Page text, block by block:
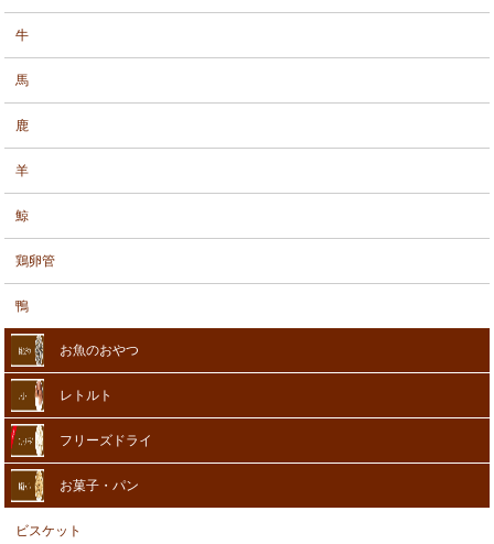
牛
馬
鹿
羊
鯨
鶏卵管
鴨
お魚のおやつ
レトルト
フリーズドライ
お菓子・パン
ビスケット